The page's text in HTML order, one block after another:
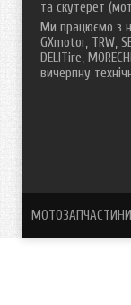
та скутерет
Ми працюємо з
GXmotor, TRW,
DELITire,
вичерпну
МОТОЗАПЧАСТИНИ